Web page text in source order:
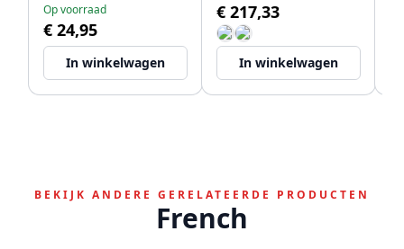
Op voorraad
€ 24,95
In winkelwagen
€ 217,33
In winkelwagen
BEKIJK ANDERE GERELATEERDE PRODUCTEN
French